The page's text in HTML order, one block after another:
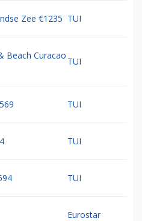
Zee €1235 TUI
Beach Curacao
TUI
TUI
TUI
TUI
Eurostar